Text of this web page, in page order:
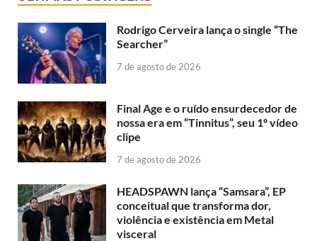
Rodrigo Cerveira lança o single “The
Searcher”
7 de agosto de 2026
Final Age e o ruído ensurdecedor de
nossa era em “Tinnitus”, seu 1º vídeo
clipe
7 de agosto de 2026
HEADSPAWN lança “Samsara”, EP
conceitual que transforma dor,
violência e existência em Metal
visceral